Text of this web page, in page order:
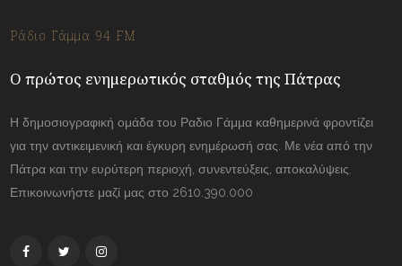
Ράδιο Γάμμα 94 FM
Ο πρώτος ενημερωτικός σταθμός της Πάτρας
Η δημοσιογραφική ομάδα του Ραδιο Γάμμα καθημερινά φροντίζει
για την αντικειμενική και έγκυρη ενημέρωσή σας. Με νέα από την
Πάτρα και την ευρύτερη περιοχή, συνεντεύξεις, αποκαλύψεις.
Επικοινωνήστε μαζί μας στο 2610.390.000